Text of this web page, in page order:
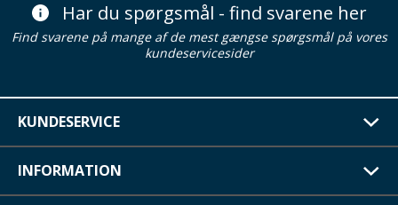
Har du spørgsmål - find svarene her
Find svarene på mange af de mest gængse spørgsmål på vores
kundeservicesider
KUNDESERVICE
INFORMATION